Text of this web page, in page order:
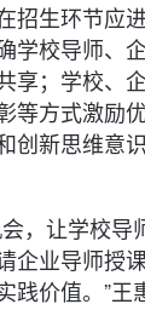
招生环节应
学校导师、
享；学校、
等方式激励
创新思维意
，让学校
企业导师授
价值。”王